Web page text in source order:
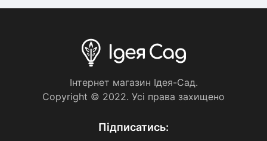
Iнтернет магазин Iдея-Сад.
Copyright © 2022. Усi права захищено
Пiдписатись: